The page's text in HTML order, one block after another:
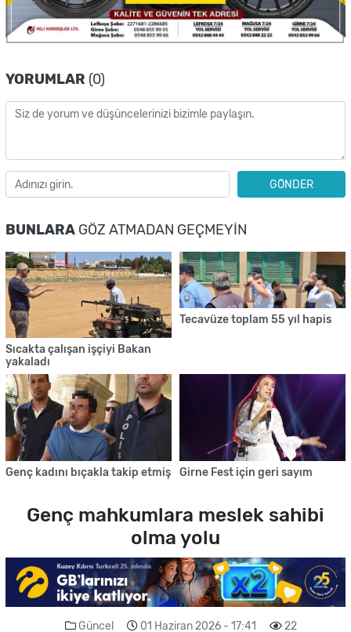
YORUMLAR (0)
GÖNDER
BUNLARA GÖZ ATMADAN GEÇMEYIN
Sıcakta çalışan işçiyi Bakan
yakaladı
Tecavüze toplam 55 yıl hapis
Genç kadını bıçakla takip etmiş Girne Fest için geri sayım
Genç mahkumlara meslek sahibi
olma yolu
Güncel 01 Haziran 2026 - 17:41 22